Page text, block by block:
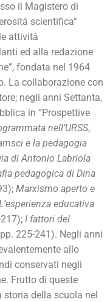
il Magistero di
scientifica”
attività
ed alla redazione
fondata nel 1964
La collaborazione con
negli anni Settanta,
in “Prospettive
nell’URSS,
e la pedagogia
di Antonio Labriola
pedagogica di Dina
Marxismo aperto e
educativa
I fattori del
225-241). Negli anni
allo
conservati negli
Frutto di queste
della scuola nel